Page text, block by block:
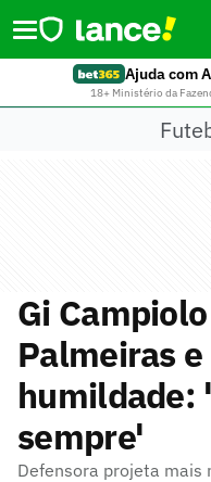
Ajuda com
18+ Ministério da
Gi
Palmeiras
humildade:
sempre'
Defensora projeta mais